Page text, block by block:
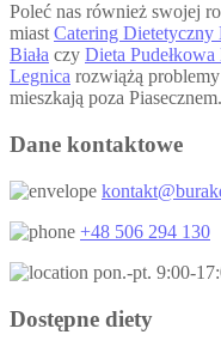
Poleć nas również swojej
miastCatering Dietetyczny
Biała czy Dieta
Legnica rozwiążą
mieszkają poza Piasecznem.
Dane kontaktowe
+48 506 294 130
pon.-pt. 9:00-
Dostępne diety